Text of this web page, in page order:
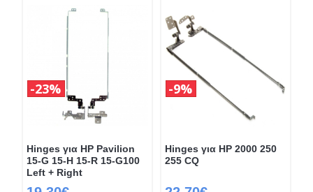
Hinges για HP Pavilion
15-G 15-H 15-R 15-G100
Left + Right
23%
Hinges για HP 2000 250
255 CQ
9%